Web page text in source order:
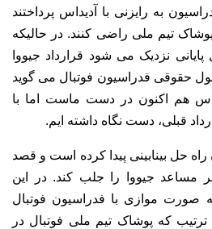
به رایزنی با آدیداس پرداختند
تیم ملی راضی کنند. در حالیکه
نزدیک می شود قرارداد جیووا
حقوقی فدراسیون فوتبال می گوید
هم اکنون در دست ماست اما با
قبلی، دست نگاه داشته ایم.
حل بینابینی پیدا کرده است و قصد
مساعد جیووا را جلب کند. در این
صورت موازی با فدراسیون فوتبال
که پوشاک تیم ملی فوتبال در